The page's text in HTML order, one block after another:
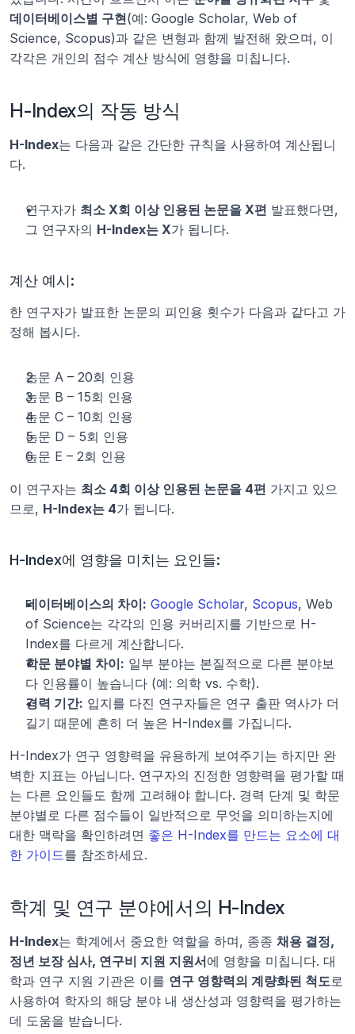
데이터베이스별 구현(예: Google Scholar, Web of
Science, Scopus)과 같은 변형과 함께 발전해 왔으며, 이
각각은 개인의 점수 계산 방식에 영향을 미칩니다.
H-Index의 작동 방식
H-Index는 다음과 같은 간단한 규칙을 사용하여 계산됩니
다.
연구자가 최소 X회 이상 인용된 논문을 X편 발표했다면,
그 연구자의 H-Index는 X가 됩니다.
계산 예시:
한 연구자가 발표한 논문의 피인용 횟수가 다음과 같다고 가
정해 봅시다.
논문 A – 20회 인용
논문 B – 15회 인용
논문 C – 10회 인용
논문 D – 5회 인용
논문 E – 2회 인용
이 연구자는 최소 4회 이상 인용된 논문을 4편 가지고 있으
므로, H-Index는 4가 됩니다.
H-Index에 영향을 미치는 요인들:
데이터베이스의 차이: Google Scholar, Scopus, Web
of Science는 각각의 인용 커버리지를 기반으로 H-
Index를 다르게 계산합니다.
학문 분야별 차이: 일부 분야는 본질적으로 다른 분야보
다 인용률이 높습니다 (예: 의학 vs. 수학).
경력 기간: 입지를 다진 연구자들은 연구 출판 역사가 더
길기 때문에 흔히 더 높은 H-Index를 가집니다.
H-Index가 연구 영향력을 유용하게 보여주기는 하지만 완
벽한 지표는 아닙니다. 연구자의 진정한 영향력을 평가할 때
는 다른 요인들도 함께 고려해야 합니다. 경력 단계 및 학문
분야별로 다른 점수들이 일반적으로 무엇을 의미하는지에
대한 맥락을 확인하려면 좋은 H-Index를 만드는 요소에 대
한 가이드를 참조하세요.
학계 및 연구 분야에서의 H-Index
H-Index는 학계에서 중요한 역할을 하며, 종종 채용 결정,
정년 보장 심사, 연구비 지원 지원서에 영향을 미칩니다. 대
학과 연구 지원 기관은 이를 연구 영향력의 계량화된 척도로
사용하여 학자의 해당 분야 내 생산성과 영향력을 평가하는
데 도움을 받습니다.